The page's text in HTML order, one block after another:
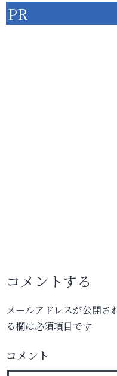
PR
コメントする
メールアドレスが公開さ
る欄は必須項目です
コメント